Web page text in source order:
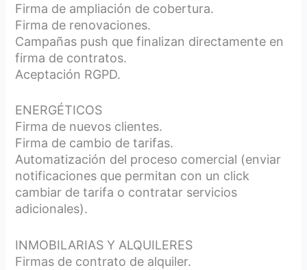
Firma de ampliación de cobertura.
Firma de renovaciones.
Campañas push que finalizan directamente en
firma de contratos.
Aceptación RGPD.
ENERGÉTICOS
Firma de nuevos clientes.
Firma de cambio de tarifas.
Automatización del proceso comercial (enviar
notificaciones que permitan con un click
cambiar de tarifa o contratar servicios
adicionales).
INMOBILARIAS Y ALQUILERES
Firmas de contrato de alquiler.